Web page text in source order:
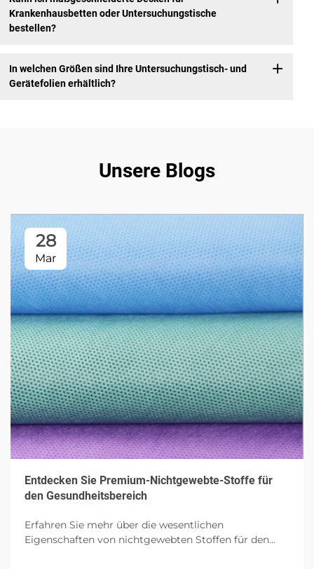
Krankenhausbetten oder Untersuchungstische
bestellen?
In welchen Größen sind Ihre Untersuchungstisch- und
Gerätefolien erhältlich?
Unsere Blogs
28
Mar
Entdecken Sie Premium-Nichtgewebte-Stoffe für
den Gesundheitsbereich
Erfahren Sie mehr über die wesentlichen
Eigenschaften von nichtgewebten Stoffen für den